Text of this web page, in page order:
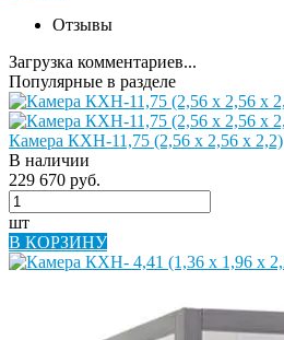
Отзывы
Загрузка комментариев...
Популярные в разделе
Камера КХН-11,75 (2,56 х 2,56 х 2,2)
В наличии
229 670 руб.
шт
В КОРЗИНУ